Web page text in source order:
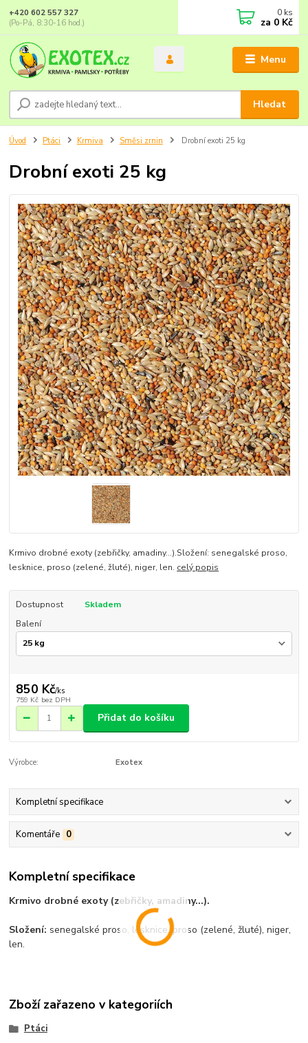
Menu
Hledat
+420 602 557 327
(Po-Pá, 8:30-16 hod.)
0 ks
za 0 Kč
Úvod Ptáci Krmiva Směsi zrnin Drobní exoti 25 kg
Drobní exoti 25 kg
Krmivo drobné exoty (zebřičky, amadiny...).Složení: senegalské proso,
lesknice, proso (zelené, žluté), niger, len. celý popis
Dostupnost
Skladem
Balení
850 Kč/ks
759 Kč bez DPH
Přidat do košíku
Výrobce: Exotex
Kompletní specifikace
Komentáře 0
Kompletní specifikace
Krmivo drobné exoty (zebřičky, amadiny...).
Složení: senegalské proso, lesknice, proso (zelené, žluté), niger,
len.
Zboží zařazeno v kategoriích
Ptáci